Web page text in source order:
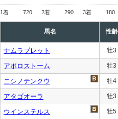
1着 720 2着 290 3着 180
馬名 性齢
ナムラブレット 牡3
アポロストーム 牡3
ニシノテンクウ 牡4
アタゴオーラ 牡3
ウインステルス 牡5